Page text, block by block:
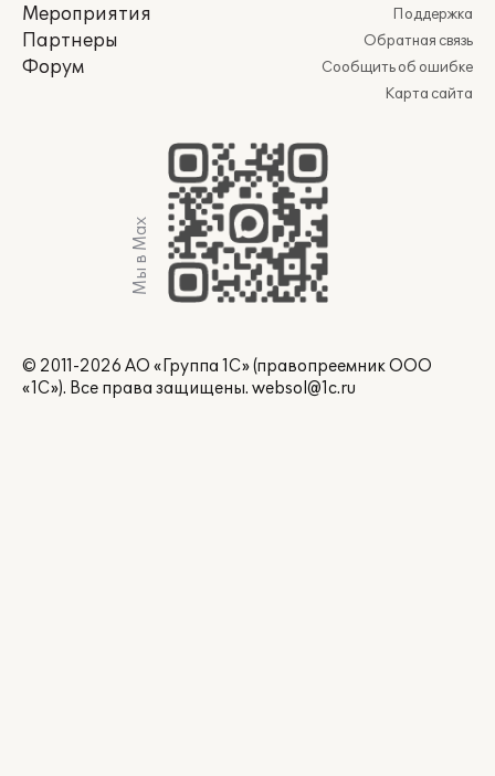
Мероприятия
Партнеры
Форум
Поддержка
Обратная связь
Сообщить об ошибке
Карта сайта
Мы в Max
© 2011-2026 АО «Группа 1С» (правопреемник ООО
«1С»). Все права защищены. websol@1c.ru